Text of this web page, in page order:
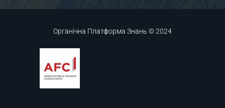
Органічна Платформа Знань © 2024